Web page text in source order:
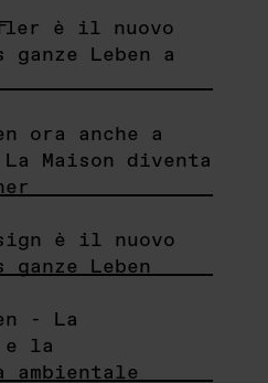
è il nuovo
Leben a
ora anche a
Maison diventa
è il nuovo
Leben
- La
la
ambientale